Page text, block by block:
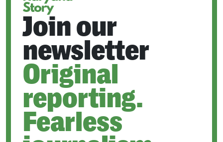
Join our
newsletter
Original
reporting.
Fearless